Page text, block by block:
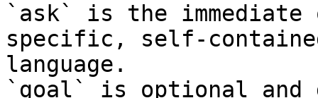
`ask` is the
specific, self-
language.
`goal` is optional and